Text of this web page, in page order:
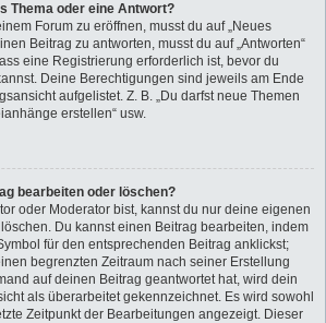
Thema oder eine Antwort?
Forum zu eröffnen, musst du auf „Neues
Beitrag zu antworten, musst du auf „Antworten“
eine Registrierung erforderlich ist, bevor du
Deine Berechtigungen sind jeweils am Ende
aufgelistet. Z. B. „Du darfst neue Themen
erstellen“ usw.
bearbeiten oder löschen?
oder Moderator bist, kannst du nur deine eigenen
Du kannst einen Beitrag bearbeiten, indem
für den entsprechenden Beitrag anklickst;
begrenzten Zeitraum nach seiner Erstellung
auf deinen Beitrag geantwortet hat, wird dein
als überarbeitet gekennzeichnet. Es wird sowohl
Zeitpunkt der Bearbeitungen angezeigt. Dieser